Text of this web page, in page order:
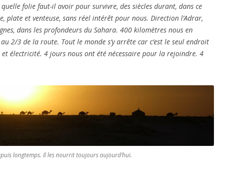
folie faut-il avoir pour survivre, des siècles durant, dans ce
plate et venteuse, sans réel intérêt pour nous. Direction l’Adrar,
dans les profondeurs du Sahara. 400 kilomètres nous en
2/3 de la route. Tout le monde s’y arrête car c’est le seul endroit
électricité. 4 jours nous ont été nécessaire pour la rejoindre. 4
longtemps. Il les nourrit toujours aujourd’hui.